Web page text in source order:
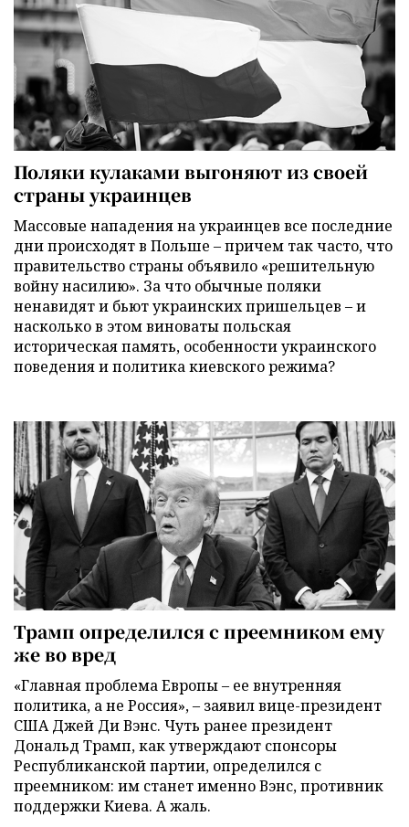
Поляки кулаками выгоняют из своей
страны украинцев
Массовые нападения на украинцев все последние
дни происходят в Польше – причем так часто, что
правительство страны объявило «решительную
войну насилию». За что обычные поляки
ненавидят и бьют украинских пришельцев – и
насколько в этом виноваты польская
историческая память, особенности украинского
поведения и политика киевского режима?
Трамп определился с преемником ему
же во вред
«Главная проблема Европы – ее внутренняя
политика, а не Россия», – заявил вице-президент
США Джей Ди Вэнс. Чуть ранее президент
Дональд Трамп, как утверждают спонсоры
Республиканской партии, определился с
преемником: им станет именно Вэнс, противник
поддержки Киева. А жаль.